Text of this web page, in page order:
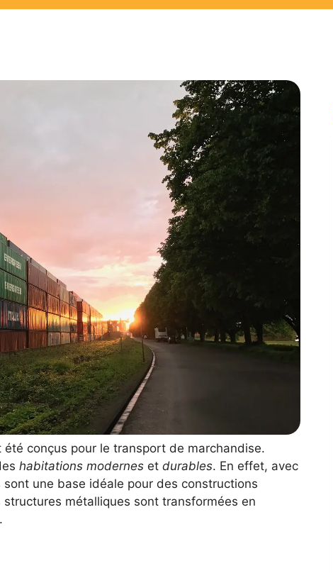
été conçus pour le transport de marchandise.
habitations modernes etdurables. En effet, avec
sont une base idéale pour des constructions
métalliques sont transformées en